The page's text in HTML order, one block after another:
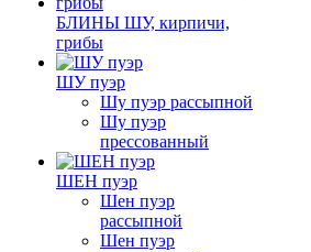
БЛИНЫ ШУ, кирпичи,
грибы
ШУ пуэр
Шу пуэр рассыпной
Шу пуэр
прессованный
ШЕН пуэр
Шен пуэр
рассыпной
Шен пуэр